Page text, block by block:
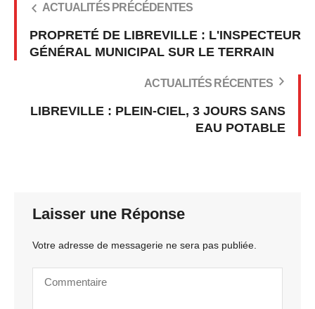
ACTUALITÉS PRÉCÉDENTES
PROPRETÉ DE LIBREVILLE : L'INSPECTEUR
GÉNÉRAL MUNICIPAL SUR LE TERRAIN
ACTUALITÉS RÉCENTES
LIBREVILLE : PLEIN-CIEL, 3 JOURS SANS
EAU POTABLE
Laisser une Réponse
Votre adresse de messagerie ne sera pas publiée.